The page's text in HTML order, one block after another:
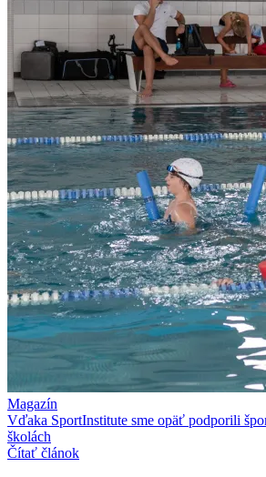
Magazín
Vďaka SportInstitute sme opäť podporili
školách
Čítať článok